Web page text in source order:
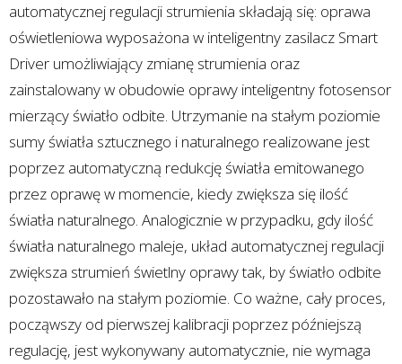
automatycznej regulacji strumienia składają się: oprawa
oświetleniowa wyposażona w inteligentny zasilacz Smart
Driver umożliwiający zmianę strumienia oraz
zainstalowany w obudowie oprawy inteligentny fotosensor
mierzący światło odbite. Utrzymanie na stałym poziomie
sumy światła sztucznego i naturalnego realizowane jest
poprzez automatyczną redukcję światła emitowanego
przez oprawę w momencie, kiedy zwiększa się ilość
światła naturalnego. Analogicznie w przypadku, gdy ilość
światła naturalnego maleje, układ automatycznej regulacji
zwiększa strumień świetlny oprawy tak, by światło odbite
pozostawało na stałym poziomie. Co ważne, cały proces,
począwszy od pierwszej kalibracji poprzez późniejszą
regulację, jest wykonywany automatycznie, nie wymaga